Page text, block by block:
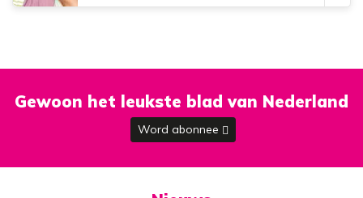
Gewoon het leukste blad van Nederland
Word abonnee